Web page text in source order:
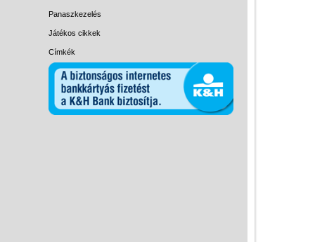
Panaszkezelés
Játékos cikkek
Címkék
Papírszínház
Pixelhobby